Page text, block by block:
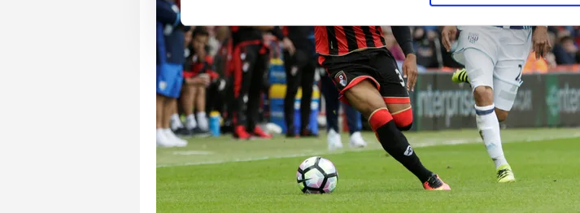
Sizlere daha iyi bir hizmet sunabilmek için İnternet Sitemizde
çerezler vasıtasıyla çeşitli kişisel verileriniz işlenmekte olup gerekli
amacıyla kullanılmaktadır. Diğer çerezler, sitemizin daha işlevsel
reklam/pazarlama faaliyetlerinin yapılması, amaçlarıyla sınırlı olarak
Çerezlere ilişkin tercihlerinizi aşağıda yer alan panel vasıtasıyla
butonuna tıklayabilir,Çerez Bilgilendirme Metnimizi ziyaret
6698 sayılı Kişisel Verilerin Korunması Kanunu uyarınca